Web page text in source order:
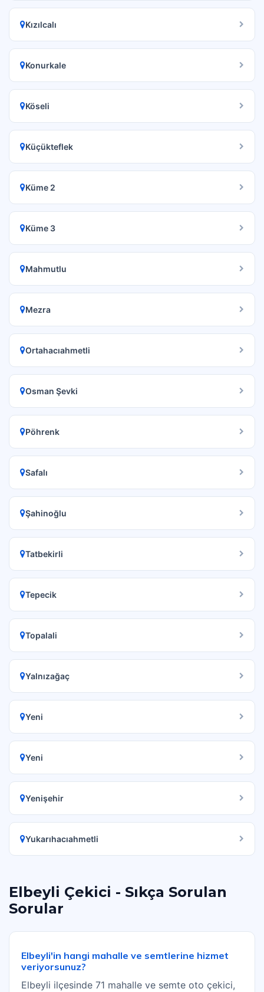
Kızılcalı
Konurkale
Köseli
Küçükteflek
Küme 2
Küme 3
Mahmutlu
Mezra
Ortahacıahmetli
Osman Şevki
Pöhrenk
Safalı
Şahinoğlu
Tatbekirli
Tepecik
Topalali
Yalnızağaç
Yeni
Yeni
Yenişehir
Yukarıhacıahmetli
Elbeyli Çekici - Sıkça Sorulan
Sorular
Elbeyli'in hangi mahalle ve semtlerine hizmet
veriyorsunuz?
Elbeyli ilçesinde 71 mahalle ve semte oto çekici,